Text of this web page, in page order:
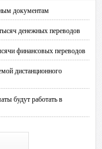
документам
денежных переводов
финансовых переводов
дистанционного
будут работать в